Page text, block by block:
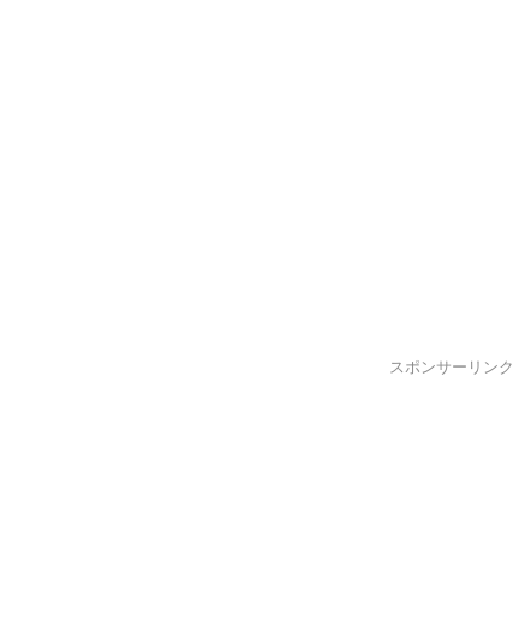
スポンサーリンク